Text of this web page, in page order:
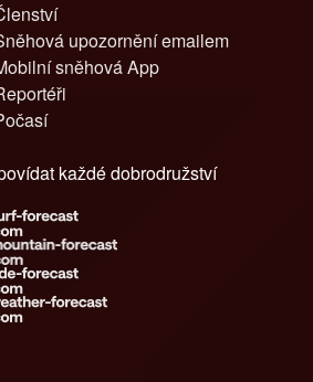
upozornění emailem
sněhová App
každé dobrodružství